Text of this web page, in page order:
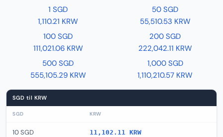
1 SGD
1,110.21 KRW
50 SGD
55,510.53 KRW
100 SGD
111,021.06 KRW
200 SGD
222,042.11 KRW
500 SGD
555,105.29 KRW
1,000 SGD
1,110,210.57 KRW
SGD til KRW
SGD KRW
10 SGD 11,102.11 KRW